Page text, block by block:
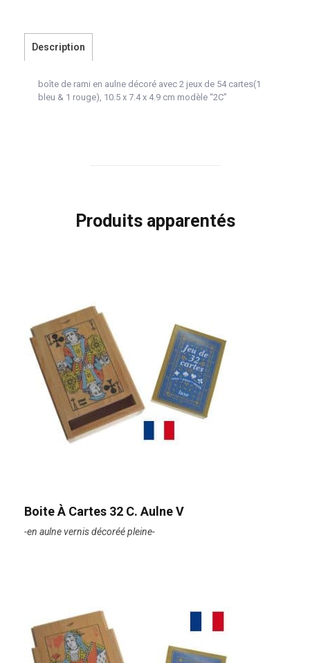
Description
boîte de rami en aulne décoré avec 2 jeux de 54 cartes(1
bleu & 1 rouge), 10.5 x 7.4 x 4.9 cm modèle “2C”
Produits apparentés
Boite À Cartes 32 C. Aulne V
-en aulne vernis décoréé pleine-